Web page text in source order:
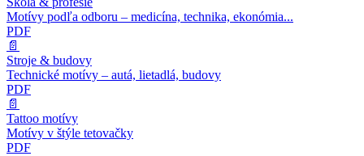
Motívy podľa odboru – medicína, technika, ekonómia...
PDF
📄
Stroje & budovy
Technické motívy – autá, lietadlá, budovy
PDF
📄
Tattoo motívy
Motívy v štýle tetovačky
PDF